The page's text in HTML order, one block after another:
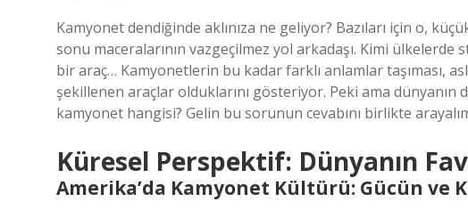
Kamyonet dendiğinde aklınıza ne geliyor? Bazıları için o,
sonu maceralarının vazgeçilmez yol arkadaşı. Kimi
bir araç… Kamyonetlerin bu kadar farklı anlamlar taşıması,
şekillenen araçlar olduklarını gösteriyor. Peki ama
kamyonet hangisi? Gelin bu sorunun cevabını birlikte
Küresel Perspektif: Dünyanın
Amerika’da Kamyonet Kültürü: Gücün ve